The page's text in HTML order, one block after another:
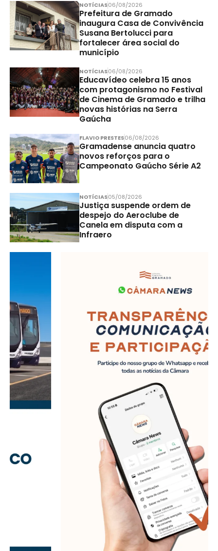
NOTÍCIAS06/08/2026
Prefeitura de Gramado
inaugura Casa de Convivência
Susana Bertolucci para
fortalecer área social do
município
NOTÍCIAS06/08/2026
Educavídeo celebra 15 anos
com protagonismo no Festival
de Cinema de Gramado e trilha
novas histórias na Serra
Gaúcha
FLAVIO PRESTES06/08/2026
Gramadense anuncia quatro
novos reforços para o
Campeonato Gaúcho Série A2
NOTÍCIAS05/08/2026
Justiça suspende ordem de
despejo do Aeroclube de
Canela em disputa com a
Infraero